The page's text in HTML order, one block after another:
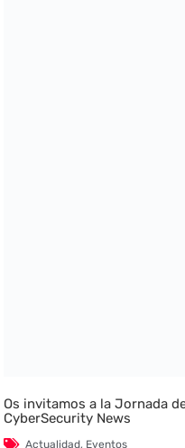
Os invitamos a la Jornada
CyberSecurity News
Actualidad, Eventos